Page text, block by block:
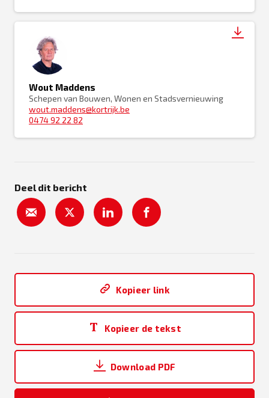
Wout Maddens
Schepen van Bouwen, Wonen en Stadsvernieuwing
wout.maddens@kortrijk.be
0474 92 22 82
Deel dit bericht
Kopieer link
Kopieer de tekst
Download PDF